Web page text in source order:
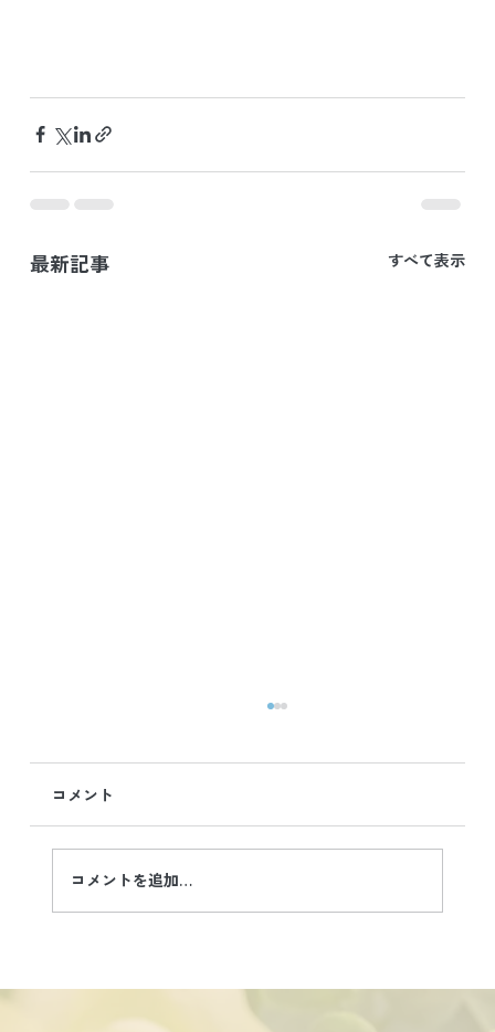
最新記事 すべて表示
2026年7月末時点における最新データのお知ら
せです。 ☆最新データ（2026年7月末）☆ 登録
会員数 ⇒110,420名 7月新規入会者数 ⇒6,428名
月間・お見合い成立数 ⇒ 97,066件 7月成婚数
コメント
コメントを追加…